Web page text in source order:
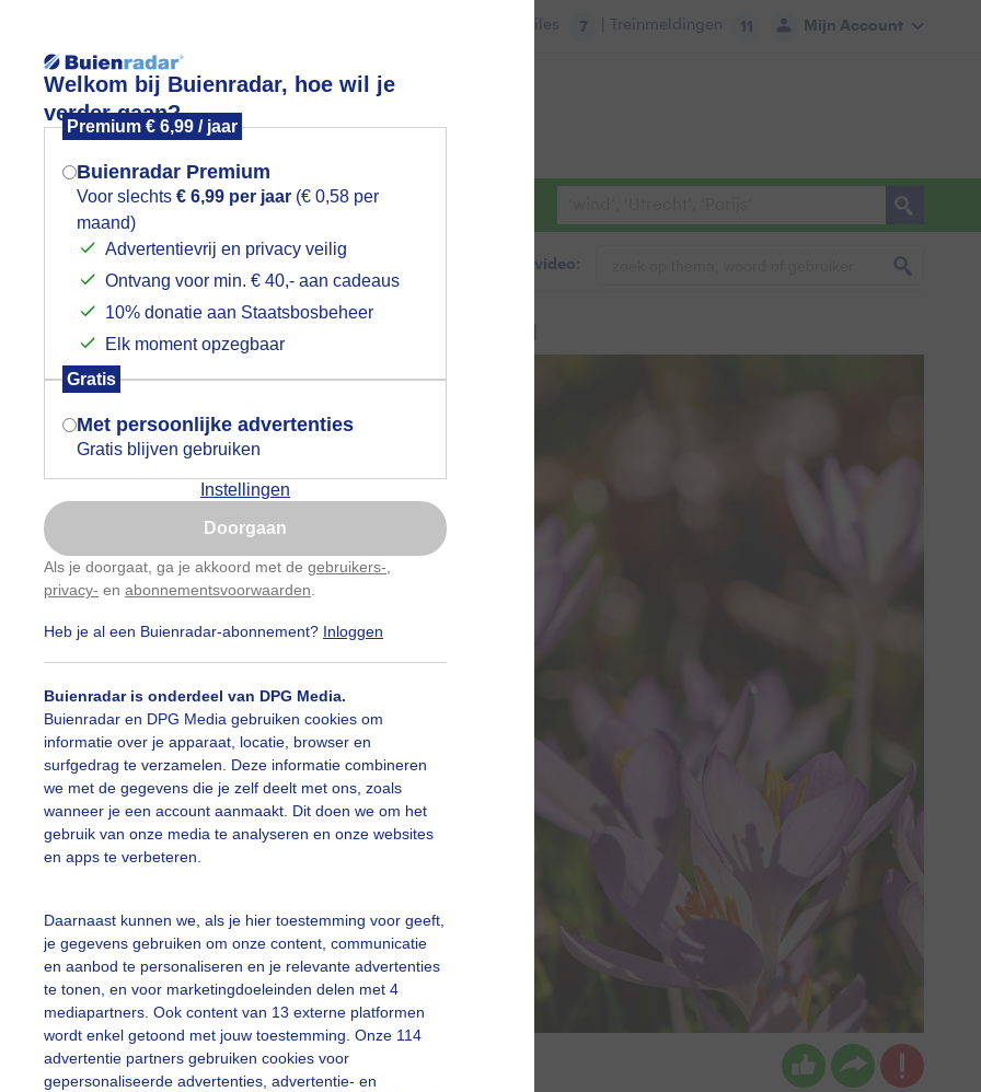
Welkom bij Buienradar, hoe wil je
verder gaan?
Premium € 6,99 / jaar
Buienradar Premium
Voor slechts € 6,99 per jaar (€ 0,58 per
maand)
Advertentievrij en privacy veilig
Ontvang voor min. € 40,- aan cadeaus
10% donatie aan Staatsbosbeheer
Elk moment opzegbaar
Gratis
Met persoonlijke advertenties
Gratis blijven gebruiken
Instellingen
Doorgaan
Als je doorgaat, ga je akkoord met de gebruikers-
privacy- en abonnementsvoorwaarden
Heb je al een Buienradar-abonnement? Inloggen
Buienradar is onderdeel van DPG Media.
Buienradar en DPG Media gebruiken cookies om
informatie over je apparaat, locatie, browser en
surfgedrag te verzamelen. Deze informatie combineren
we met de gegevens die je zelf deelt met ons, zoals
wanneer je een account aanmaakt. Dit doen we om het
gebruik van onze media te analyseren en onze websites
en apps te verbeteren.
Daarnaast kunnen we, als je hier toestemming voor geeft,
je gegevens gebruiken om onze content, communicatie
en aanbod te personaliseren en je relevante advertenties
te tonen, en voor marketingdoeleinden delen met 4
mediapartners. Ook content van 13 externe platformen
wordt enkel getoond met jouw toestemming. Onze 114
advertentie partners gebruiken cookies voor
gepersonaliseerde advertenties, advertentie- en
Mijn Account
Files 7 | Treinmeldingen 11
Foto en video Weerzine
Zoeken in foto & video:
en de beitjes op deze lente dag
Marinus De Keijzer Gemaakt: 25-02-2026, 20x bekeken
Mogen we je locatie gebruiken voor
het weer?
Indien je hier nog geen akkoord op hebt
gegeven, verschijnt er zo een pop-up uit
je browser waarin deze toestemming
gevraagd wordt.
Is goed, toon de popup
Nu niet, misschien later
Gebruik je Safari en wil je niet elke dag deze pop-up
Klikhierom dit aan te passen